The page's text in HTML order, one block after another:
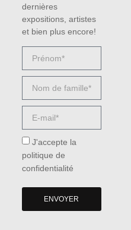
dernières
expositions, artistes
et bien plus encore!
J'accepte la
politique de
confidentialité
ENVOYER